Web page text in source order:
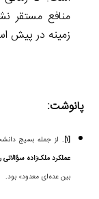
منافع مستقر
زمینه در پیش
پانوشت:
[۱] . از جمله بسیج دانشجویی ۱۲ دانشگاه علوم
عملکرد ملک‌زاده سؤالاتی
بین عده‌ای معدود» بود.